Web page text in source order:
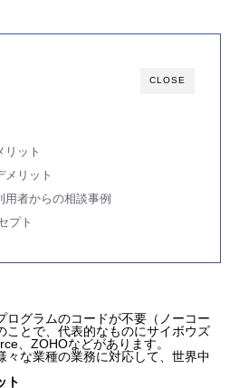
CLOSE
リット
メリット
用者からの相談事例
プト
ログラムのコードが不要（ノーコー
ことで、代表的なものにサイボウズ
、ZOHOなどがあります。
々な業種の業務に対応して、世界中
ト